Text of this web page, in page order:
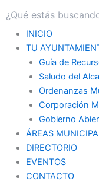
INICIO
TU
Guía de
Saludo del
Ordenanzas
Corporación
Gobierno
ÁREAS
DIRECTORIO
EVENTOS
CONTACTO